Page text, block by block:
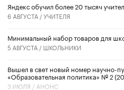
​Яндекс обучил более 20 тысяч
6 АВГУСТА /УЧИТЕЛЯ
Минимальный набор товаров для
5 АВГУСТА / ШКОЛЬНИКИ
Вышел в свет новый номер научно-
«Образовательная политика» № 2
3 ИЮЛЯ / АНОНС